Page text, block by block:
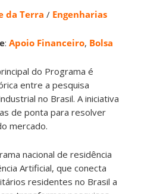
da Terra / Engenharias
:Apoio Financeiro, Bolsa
do Programa é
entre a pesquisa
no Brasil. A iniciativa
de ponta para resolver
mercado.
nacional de residência
Artificial, que conecta
residentes no Brasil a